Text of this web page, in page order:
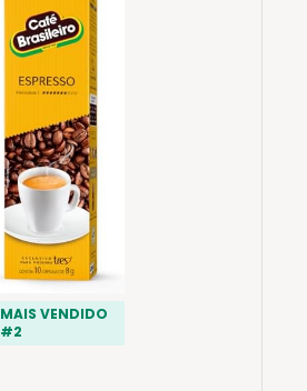
MAIS VENDIDO
#2